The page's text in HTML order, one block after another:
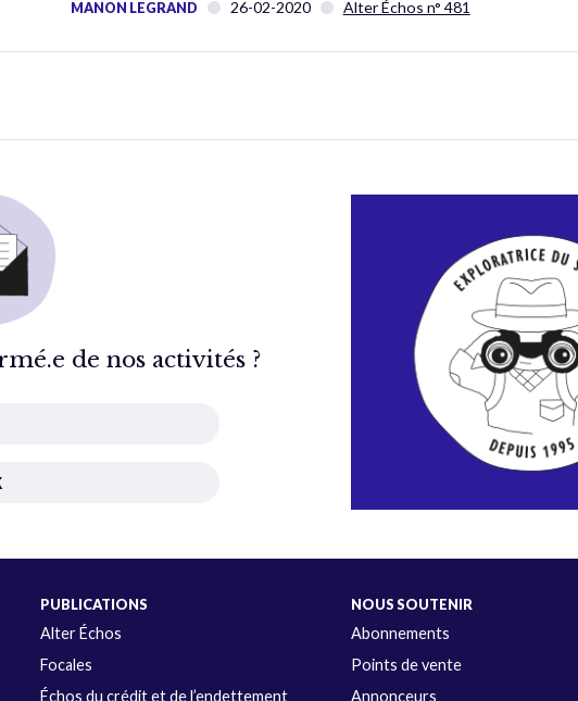
MANON LEGRAND 26-02-2020 Alter Échos n° 481
de nos activités ?
PUBLICATIONS
Alter Échos
Focales
Échos du crédit et de l’endettement
NOUS SOUTENIR
Abonnements
Points de vente
Annonceurs